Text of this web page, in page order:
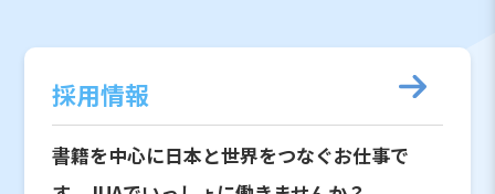
採用情報
書籍を中心に日本と世界をつなぐお仕事で